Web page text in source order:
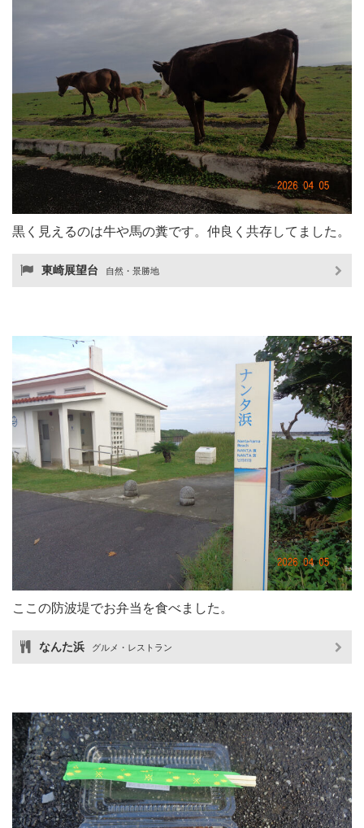
黒く見えるのは牛や馬の糞です。仲良く共存してました。
東崎展望台 自然・景勝地
ここの防波堤でお弁当を食べました。
なんた浜 グルメ・レストラン